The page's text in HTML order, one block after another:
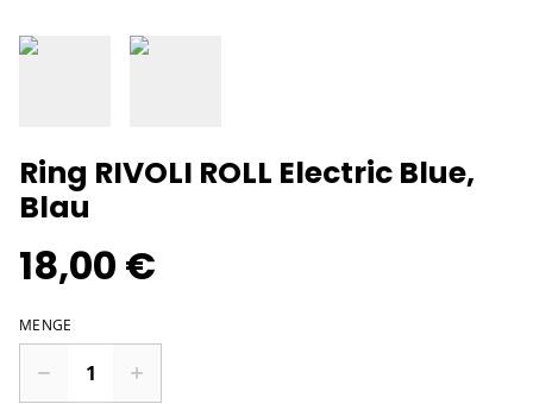
Ring RIVOLI ROLL Electric Blue,
Blau
18,00 €
MENGE